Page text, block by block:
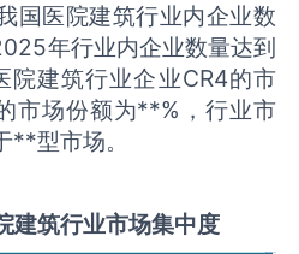
国医院建筑行业内企业数
年行业内企业数量达到
建筑行业企业CR4的市
市场份额为**%，行业市
型市场。
建筑行业市场集中度